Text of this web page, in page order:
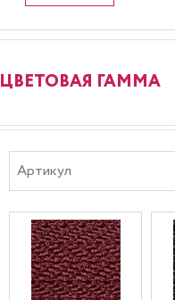
ЦВЕТОВАЯ ГАММА